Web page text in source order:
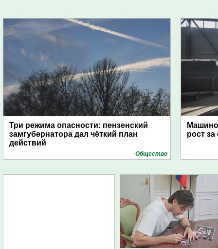
Три режима опасности: пензенский
замгубернатора дал чёткий план
действий
Общество
рост за